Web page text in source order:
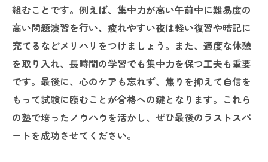
組むことです。例えば、集中力が高い午前中に難易度の
高い問題演習を行い、疲れやすい夜は軽い復習や暗記に
充てるなどメリハリをつけましょう。また、適度な休憩
を取り入れ、長時間の学習でも集中力を保つ工夫も重要
です。最後に、心のケアも忘れず、焦りを抑えて自信を
もって試験に臨むことが合格への鍵となります。これら
の塾で培ったノウハウを活かし、ぜひ最後のラストスパ
ートを成功させてください。